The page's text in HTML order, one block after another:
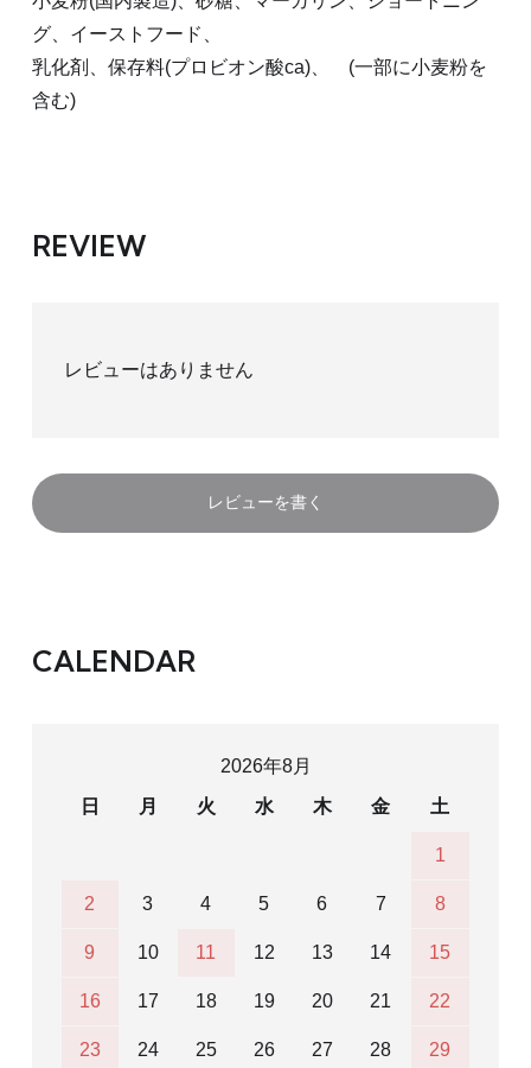
グ、イーストフード、
乳化剤、保存料(プロビオン酸ca)、 (一部に小麦粉を
含む)
REVIEW
レビューはありません
レビューを書く
CALENDAR
2026年8月
日
月 火 水 木 金 土
1
2 3 4 5 6 7 8
9 10 11 12 13 14 15
16 17 18 19 20 21 22
23 24 25 26 27 28 29